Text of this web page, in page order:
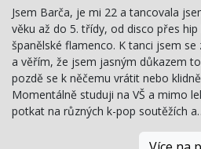
Jsem Barča, je mi 22 a tancovala
věku až do 5. třídy, od disco přes
španělské flamenco. K tanci jsem se
a věřím, že jsem jasným důkazem
pozdě se k něčemu vrátit nebo
Momentálně studuji na VŠ a mimo
potkat na různých k-pop soutěžích